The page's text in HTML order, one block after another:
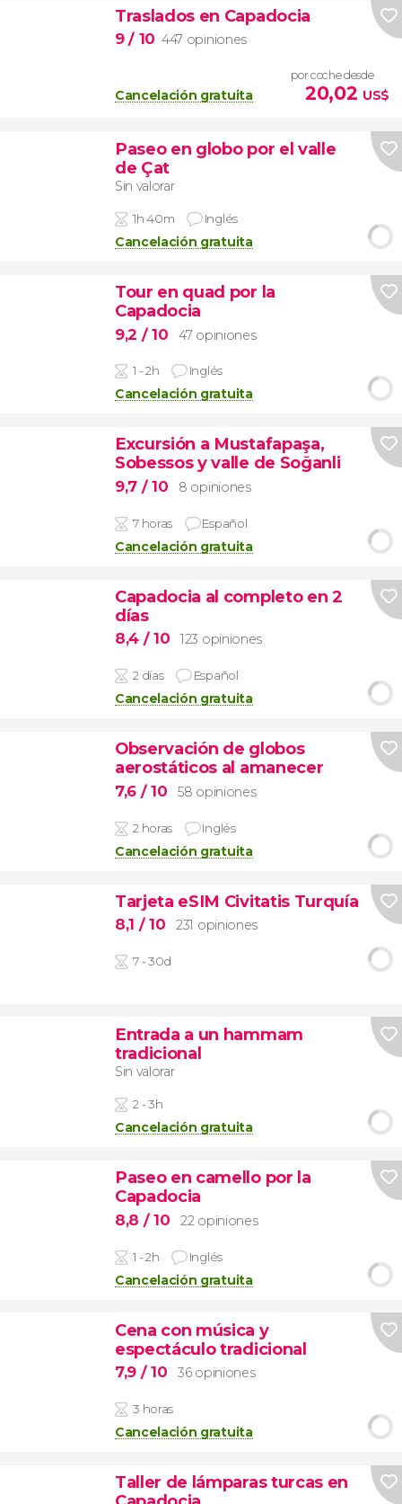
Traslados en Capadocia
9/ 10 447 opiniones
Cancelación gratuita
por coche desde
20,02 US$
Paseo en globo por el valle
de Çat
Sin valorar
1h 40m Inglés
Cancelación gratuita
Tour en quad por la
Capadocia
9,2 / 10 47 opiniones
1 - 2h Inglés
Cancelación gratuita
Excursión a Mustafapaşa,
Sobessos y valle de Soğanli
9,7 / 10 8 opiniones
7 horas Español
Cancelación gratuita
Capadocia al completo en 2
días
8,4 / 10 123 opiniones
2 días Español
Cancelación gratuita
Observación de globos
aerostáticos al amanecer
7,6 / 10 58 opiniones
2 horas Inglés
Cancelación gratuita
Tarjeta eSIM Civitatis Turquía
8,1 / 10 231 opiniones
7 - 30d
Entrada a un hammam
tradicional
Sin valorar
2 - 3h
Cancelación gratuita
Paseo en camello por la
Capadocia
8,8 / 10 22 opiniones
1 - 2h Inglés
Cancelación gratuita
Cena con música y
espectáculo tradicional
7,9 / 10 36 opiniones
3 horas
Cancelación gratuita
Taller de lámparas turcas en